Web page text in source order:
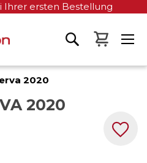
Ihrer ersten Bestellung
Mein
2020
2020